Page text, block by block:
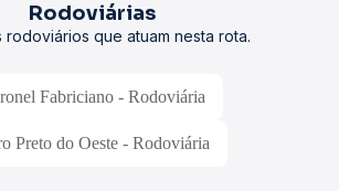
Rodoviárias
rodoviários que atuam nesta rota.
Fabriciano - Rodoviária
Preto do Oeste - Rodoviária